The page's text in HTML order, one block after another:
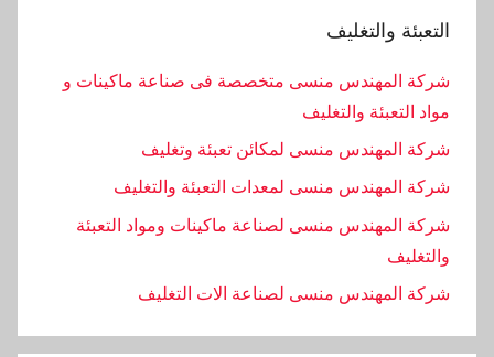
التعبئة والتغليف
شركة المهندس منسى متخصصة فى صناعة ماكينات و
مواد التعبئة والتغليف
شركة المهندس منسى لمكائن تعبئة وتغليف
شركة المهندس منسى لمعدات التعبئة والتغليف
شركة المهندس منسى لصناعة ماكينات ومواد التعبئة
والتغليف
‏شركة المهندس منسى لصناعة الات التغليف